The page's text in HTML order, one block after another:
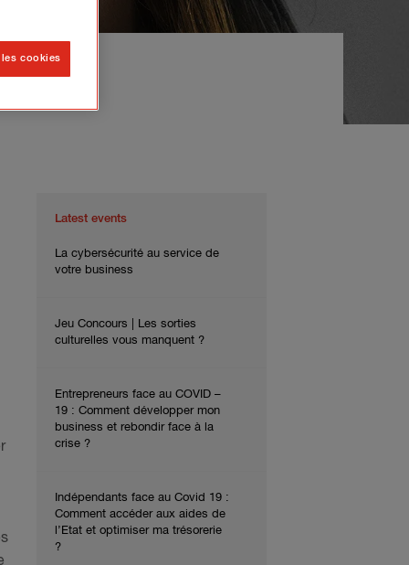
Latest events
La cybersécurité au service de
votre business
Jeu Concours | Les sorties
culturelles vous manquent ?
Entrepreneurs face au COVID –
19 : Comment développer mon
business et rebondir face à la
crise ?
Indépendants face au Covid 19 :
Comment accéder aux aides de
l’Etat et optimiser ma trésorerie
?
cookies